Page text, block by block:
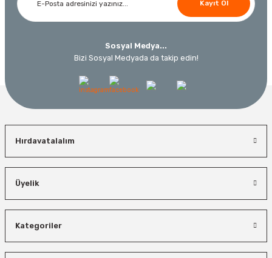
Kayıt Ol
Sosyal Medya...
Bizi Sosyal Medyada da takip edin!
Hırdavatalalım
Üyelik
Kategoriler